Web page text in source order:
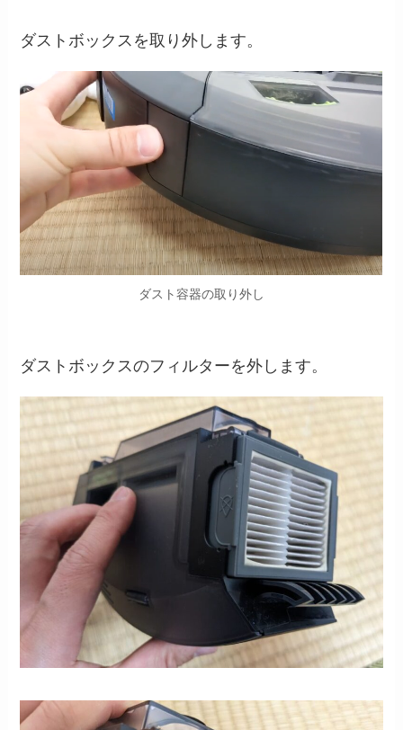
ダストボックスを取り外します。
ダスト容器の取り外し
ダストボックスのフィルターを外します。